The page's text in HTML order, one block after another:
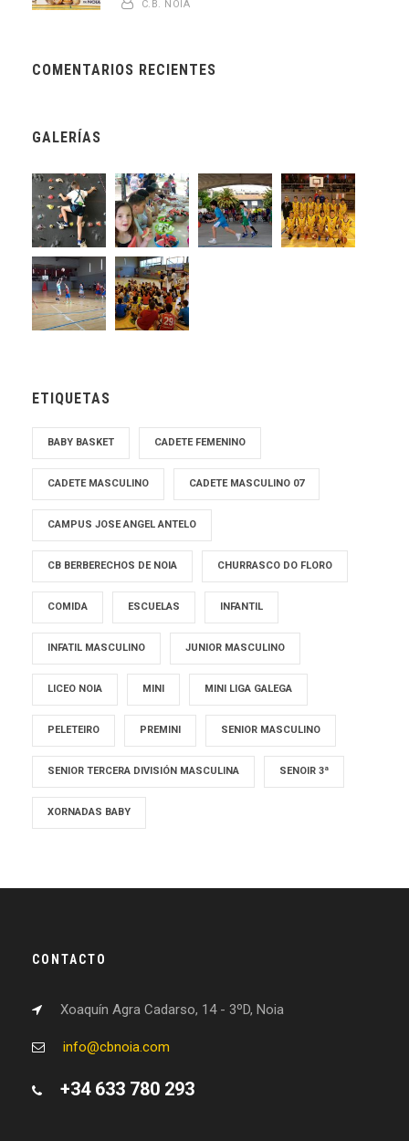
C.B. NOIA
COMENTARIOS RECIENTES
GALERÍAS
ETIQUETAS
BABY BASKET CADETE FEMENINO
CADETE MASCULINO CADETE MASCULINO 07
CAMPUS JOSE ANGEL ANTELO
CB BERBERECHOS DE NOIA CHURRASCO DO FLORO
COMIDA ESCUELAS INFANTIL
INFATIL MASCULINO JUNIOR MASCULINO
LICEO NOIA MINI MINI LIGA GALEGA
PELETEIRO PREMINI SENIOR MASCULINO
SENIOR TERCERA DIVISIÓN MASCULINA SENOIR 3ª
XORNADAS BABY
CONTACTO
Xoaquín Agra Cadarso, 14 - 3ºD, Noia
info@cbnoia.com
+34 633 780 293